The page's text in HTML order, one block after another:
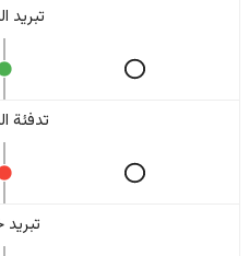
تبريد
تدفئة